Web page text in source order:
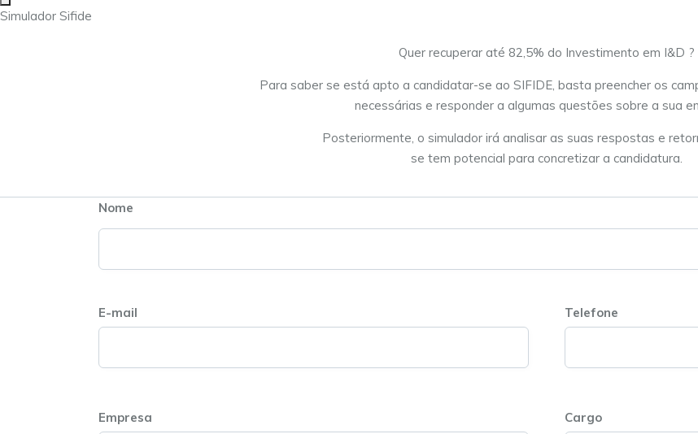
Simulador Sifide
Quer recuperar até 82,5% do Investimento em I&D ?
Para saber se está apto a candidatar-se ao SIFIDE, basta preencher os
necessárias e responder a algumas questões sobre a sua
Posteriormente, o simulador irá analisar as suas respostas e
se tem potencial para concretizar a candidatura.
Nome
E-mail Telefone
Empresa Cargo